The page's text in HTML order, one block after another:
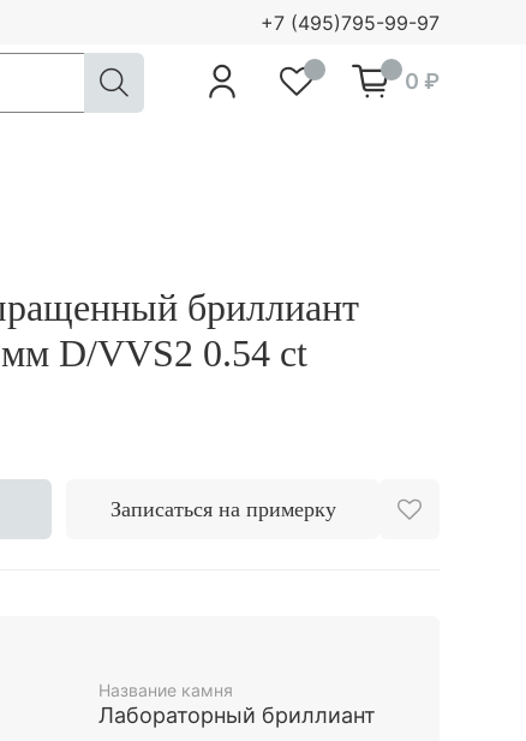
+7 (495)795-99-97
0 ₽
бриллиант
D/VVS2 0.54 ct
Записаться на примерку
Название камня
Лабораторный бриллиант